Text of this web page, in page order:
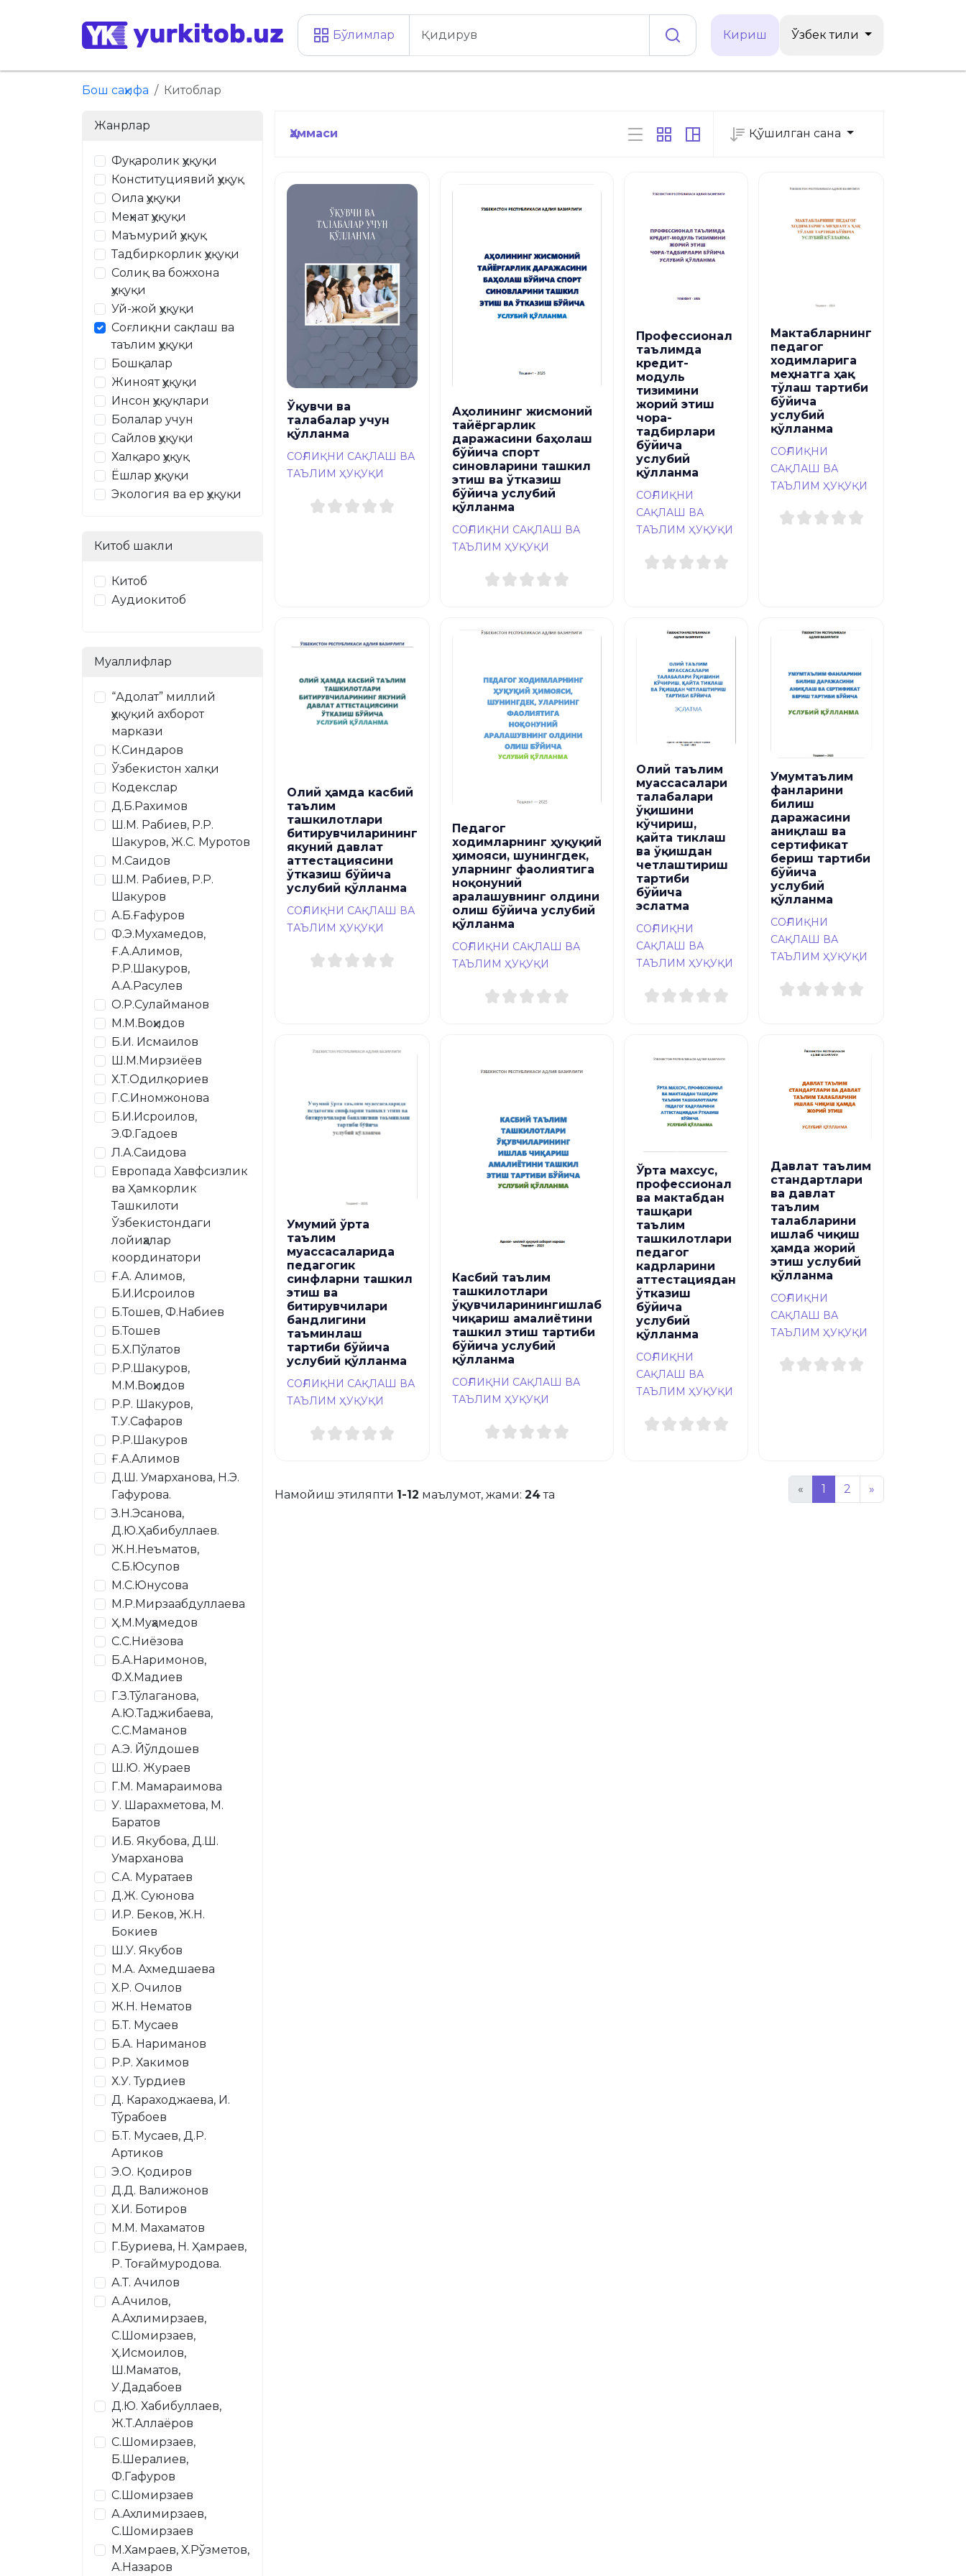
Бўлимлар Кириш Ўзбек тили
Бош саҳифа Китоблар
Жанрлар
Фуқаролик ҳуқуқи
Конституциявий ҳуқуқ
Оила ҳуқуқи
Меҳнат ҳуқуқи
Маъмурий ҳуқуқ
Тадбиркорлик ҳуқуқи
Солиқ ва божхона
ҳуқуқи
Уй-жой ҳуқуқи
Соғлиқни сақлаш ва
таълим ҳуқуқи
Бошқалар
Жиноят ҳуқуқи
Инсон ҳуқуқлари
Болалар учун
Сайлов ҳуқуқи
Халқаро ҳуқуқ
Ёшлар ҳуқуқи
Экология ва ер ҳуқуқи
Китоб шакли
Китоб
Аудиокитоб
Муаллифлар
“Адолат” миллий
ҳуқуқий ахборот
маркази
К.Синдаров
Ўзбекистон халқи
Кодекслар
Д.Б.Рахимов
Ш.М. Рабиев, Р.Р.
Шакуров, Ж.С. Муротов
М.Саидов
Ш.М. Рабиев, Р.Р.
Шакуров
А.Б.Ғафуров
Ф.Э.Мухамедов,
Ғ.А.Алимов,
Р.Р.Шакуров,
А.А.Расулев
О.Р.Сулайманов
М.М.Воҳидов
Б.И. Исмаилов
Ш.М.Мирзиёев
Х.Т.Одилқориев
Г.С.Иномжонова
Б.И.Исроилов,
Э.Ф.Гадоев
Л.А.Саидова
Европада Хавфсизлик
ва Ҳамкорлик
Ташкилоти
Ўзбекистондаги
лойиҳалар
координатори
Ғ.А. Алимов,
Б.И.Исроилов
Б.Тошев, Ф.Набиев
Б.Тошев
Б.Х.Пўлатов
Р.Р.Шакуров,
М.М.Воҳидов
Р.Р. Шакуров,
Т.У.Сафаров
Р.Р.Шакуров
Ғ.А.Алимов
Д.Ш. Умарханова, Н.Э.
Гафурова.
З.Н.Эсанова,
Д.Ю.Ҳабибуллаев.
Ж.Н.Неъматов,
С.Б.Юсупов
М.С.Юнусова
М.Р.Мирзаабдуллаева
Ҳ.М.Муҳамедов
С.С.Ниёзова
Б.А.Наримонов,
Ф.Х.Мадиев
Г.З.Тўлаганова,
А.Ю.Таджибаева,
С.С.Маманов
А.Э. Йўлдошев
Ш.Ю. Жураев
Г.М. Мамараимова
У. Шарахметова, М.
Баратов
И.Б. Якубова, Д.Ш.
Умарханова
С.А. Муратаев
Д.Ж. Суюнова
И.Р. Беков, Ж.Н.
Бокиев
Ш.У. Якубов
М.А. Ахмедшаева
Х.Р. Очилов
Ж.Н. Нематов
Б.Т. Мусаев
Б.А. Нариманов
Р.Р. Хакимов
Х.У. Турдиев
Д. Караходжаева, И.
Тўрабоев
Б.Т. Мусаев, Д.Р.
Артиков
Э.О. Қодиров
Д.Д. Валижонов
Х.И. Ботиров
М.М. Махаматов
Г.Буриева, Н. Ҳамраев,
Р. Тоғаймуродова.
А.Т. Ачилов
А.Ачилов,
А.Ахлимирзаев,
С.Шомирзаев,
Ҳ.Исмоилов,
Ш.Маматов,
У.Дадабоев
Д.Ю. Хабибуллаев,
Ж.Т.Аллаёров
С.Шомирзаев,
Б.Шералиев,
Ф.Гафуров
С.Шомирзаев
А.Ахлимирзаев,
С.Шомирзаев
М.Хамраев, Х.Рўзметов,
А.Назаров
Ҳаммаси Қўшилган сана
Ўқувчи ва
талабалар учун
қўлланма
СОҒЛИҚНИ САҚЛАШ ВА
ТАЪЛИМ ҲУҚУҚИ
Аҳолининг жисмоний
тайёргарлик
даражасини баҳолаш
бўйича спорт
синовларини ташкил
этиш ва ўтказиш
бўйича услубий
қўлланма
СОҒЛИҚНИ САҚЛАШ ВА
ТАЪЛИМ ҲУҚУҚИ
Профессионал
таълимда
кредит-
модуль
тизимини
жорий этиш
чора-
тадбирлари
бўйича
услубий
қўлланма
СОҒЛИҚНИ
САҚЛАШ ВА
ТАЪЛИМ ҲУҚУҚИ
Мактабларнинг
педагог
ходимларига
меҳнатга ҳақ
тўлаш тартиби
бўйича
услубий
қўлланма
СОҒЛИҚНИ
САҚЛАШ ВА
ТАЪЛИМ ҲУҚУҚИ
Олий ҳамда касбий
таълим
ташкилотлари
битирувчиларининг
якуний давлат
аттестациясини
ўтказиш бўйича
услубий қўлланма
СОҒЛИҚНИ САҚЛАШ ВА
ТАЪЛИМ ҲУҚУҚИ
Педагог
ходимларнинг ҳуқуқий
ҳимояси, шунингдек,
уларнинг фаолиятига
ноқонуний
аралашувнинг олдини
олиш бўйича услубий
қўлланма
СОҒЛИҚНИ САҚЛАШ ВА
ТАЪЛИМ ҲУҚУҚИ
Олий таълим
муассасалари
талабалари
ўқишини
кўчириш,
қайта тиклаш
ва ўқишдан
четлаштириш
тартиби
бўйича
эслатма
СОҒЛИҚНИ
САҚЛАШ ВА
ТАЪЛИМ ҲУҚУҚИ
Умумтаълим
фанларини
билиш
даражасини
аниқлаш ва
сертификат
бериш тартиби
бўйича
услубий
қўлланма
СОҒЛИҚНИ
САҚЛАШ ВА
ТАЪЛИМ ҲУҚУҚИ
Умумий ўрта
таълим
муассасаларида
педагогик
синфларни ташкил
этиш ва
битирувчилари
бандлигини
таъминлаш
тартиби бўйича
услубий қўлланма
СОҒЛИҚНИ САҚЛАШ ВА
ТАЪЛИМ ҲУҚУҚИ
Касбий таълим
ташкилотлари
ўқувчиларинингишлаб
чиқариш амалиётини
ташкил этиш тартиби
бўйича услубий
қўлланма
СОҒЛИҚНИ САҚЛАШ ВА
ТАЪЛИМ ҲУҚУҚИ
Ўрта махсус,
профессионал
ва мактабдан
ташқари
таълим
ташкилотлари
педагог
кадрларини
аттестациядан
ўтказиш
бўйича
услубий
қўлланма
СОҒЛИҚНИ
САҚЛАШ ВА
ТАЪЛИМ ҲУҚУҚИ
Давлат таълим
стандартлари
ва давлат
таълим
талабларини
ишлаб чиқиш
ҳамда жорий
этиш услубий
қўлланма
СОҒЛИҚНИ
САҚЛАШ ВА
ТАЪЛИМ ҲУҚУҚИ
Намойиш этиляпти 1-12 маълумот, жами: 24та « 1 2 »